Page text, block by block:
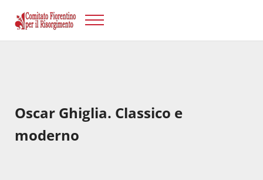
Risorgimento Firenze
Menu
Oscar Ghiglia. Classico e
moderno